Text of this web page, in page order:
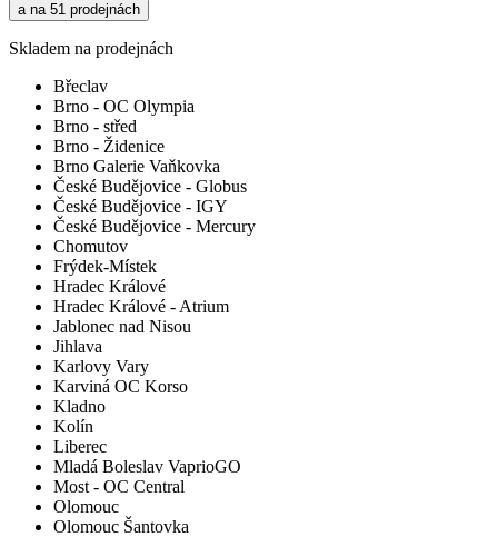
a na 51 prodejnách
Skladem na prodejnách
Břeclav
Brno - OC Olympia
Brno - střed
Brno - Židenice
Brno Galerie Vaňkovka
České Budějovice - Globus
České Budějovice - IGY
České Budějovice - Mercury
Chomutov
Frýdek-Místek
Hradec Králové
Hradec Králové - Atrium
Jablonec nad Nisou
Jihlava
Karlovy Vary
Karviná OC Korso
Kladno
Kolín
Liberec
Mladá Boleslav VaprioGO
Most - OC Central
Olomouc
Olomouc Šantovka